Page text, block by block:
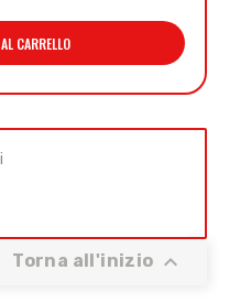
CARRELLO
Torna all'inizio 